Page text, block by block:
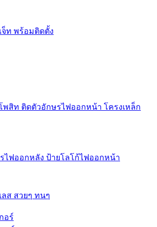
ท พร้อมติดตั้ง
สิท ติดตัวอักษรไฟออกหน้า โครงเหล็ก
ไฟออกหลัง ป้ายโลโก้ไฟออกหน้า
ส สวยๆ ทนๆ
อร์